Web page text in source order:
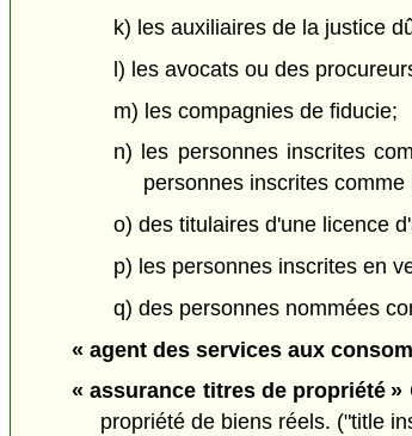
k) les auxiliaires de la justice
l) les avocats ou des
m) les compagnies de fiducie;
n) les personnes inscrites
personnes inscrites
o) des titulaires d'une licence
p) les personnes inscrites en
q) des personnes nommées
« agent des services aux
« assurance titres de propriété »
propriété de biens réels. ("title